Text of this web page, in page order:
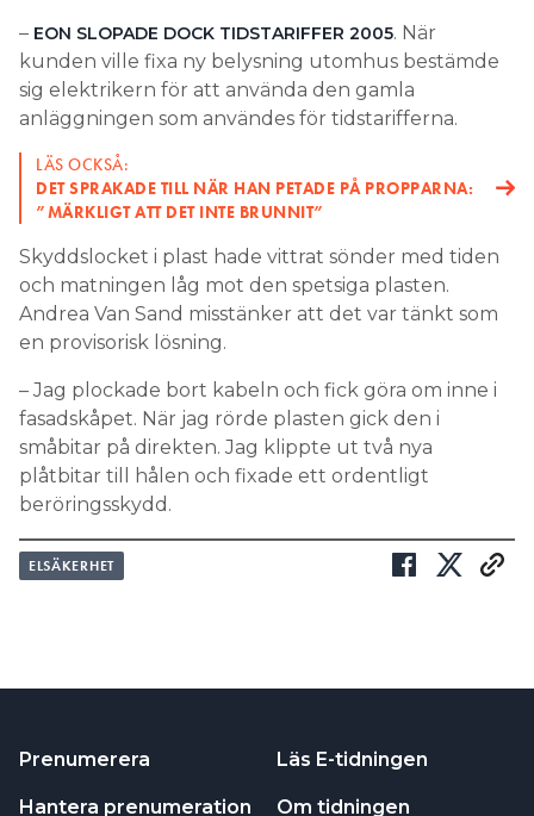
– EON SLOPADE DOCK TIDSTARIFFER 2005. När
kunden ville fixa ny belysning utomhus bestämde
sig elektrikern för att använda den gamla
anläggningen som användes för tidstarifferna.
LÄS OCKSÅ:
DET SPRAKADE TILL NÄR HAN PETADE PÅ PROPPARNA:
”MÄRKLIGT ATT DET INTE BRUNNIT”
Skyddslocket i plast hade vittrat sönder med tiden
och matningen låg mot den spetsiga plasten.
Andrea Van Sand misstänker att det var tänkt som
en provisorisk lösning.
– Jag plockade bort kabeln och fick göra om inne i
fasadskåpet. När jag rörde plasten gick den i
småbitar på direkten. Jag klippte ut två nya
plåtbitar till hålen och fixade ett ordentligt
beröringsskydd.
ELSÄKERHET
Prenumerera
Hantera prenumeration
Läs E-tidningen
Om tidningen